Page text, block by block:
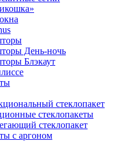
День-ночь
Блэкаут
стеклопакет
стеклопакеты
стеклопакет
с аргоном